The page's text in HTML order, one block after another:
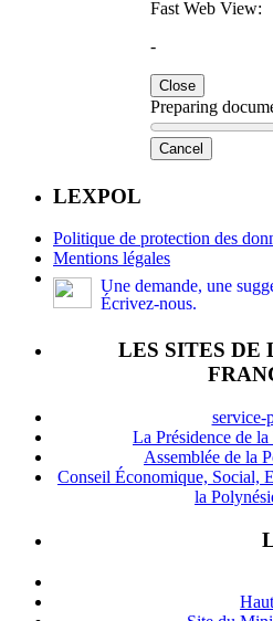
Fast Web View:
-
Close
Preparing
Cancel
LEXPOL
Politique de protection des
Mentions légales
Une demande, une
Écrivez-nous.
LES SITES DE
service-
La Présidence de
Assemblée de la
Conseil Économique, Social,
la